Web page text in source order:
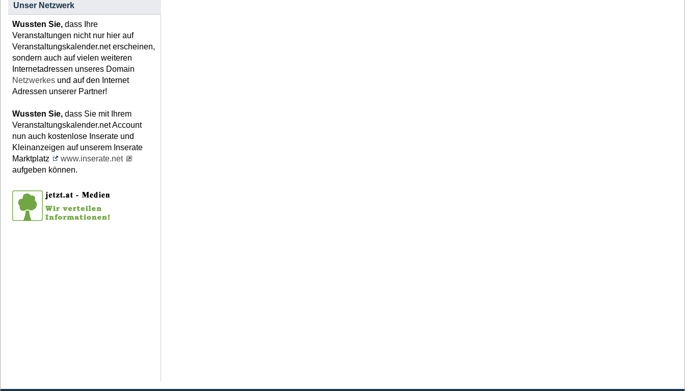
Unser Netzwerk
Wussten Sie, dass Ihre
Veranstaltungen nicht nur hier auf
Veranstaltungskalender.net erscheinen,
sondern auch auf vielen weiteren
Internetadressen unseres Domain
Netzwerkes und auf den Internet
Adressen unserer Partner!
Wussten Sie, dass Sie mit Ihrem
Veranstaltungskalender.net Account
nun auch kostenlose Inserate und
Kleinanzeigen auf unserem Inserate
Marktplatz
www.inserate.net
aufgeben können.